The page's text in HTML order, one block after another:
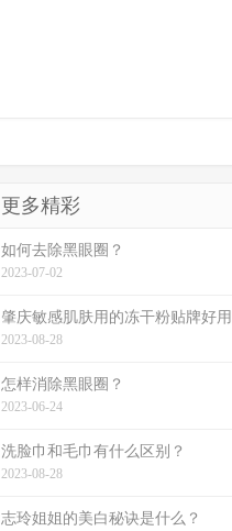
更多精彩
如何去除黑眼圈？
2023-07-02
肇庆敏感肌肤用的冻干粉贴牌好用
2023-08-28
怎样消除黑眼圈？
2023-06-24
洗脸巾和毛巾有什么区别？
2023-08-28
志玲姐姐的美白秘诀是什么？